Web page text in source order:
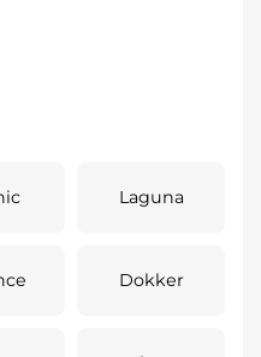
Laguna
Dokker